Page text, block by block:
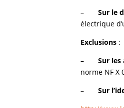
–Sur le
électrique
Exclusions :
–Sur les
norme NF X
–Sur